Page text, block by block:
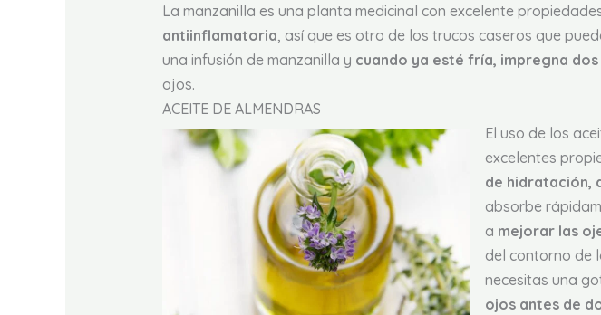
La manzanilla es una planta medicinal con excelente
antiinflamatoria, así que es otro de los trucos caseros que
una infusión de manzanilla y cuando ya esté fría, impregna
ojos.
ACEITE DE ALMENDRAS
El uso de los
excelentes
de hidratación,
absorbe
a mejorar las
del contorno de
necesitas una
ojos antes de